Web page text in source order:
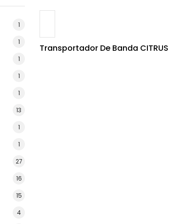
1
1
1
1
1
13
1
1
27
16
15
4
Transportador De Banda CITRUS